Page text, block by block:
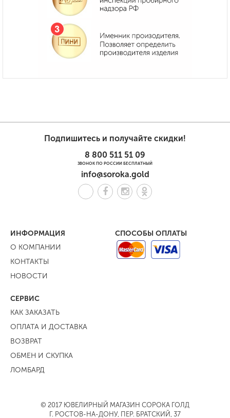
Подпишитесь и получайте скидки!
8 800 511 51 09
ЗВОНОК ПО РОССИИ БЕСПЛАТНЫЙ
info@soroka.gold
ИНФОРМАЦИЯ
О КОМПАНИИ
КОНТАКТЫ
НОВОСТИ
СПОСОБЫ ОПЛАТЫ
СЕРВИС
КАК ЗАКАЗАТЬ
ОПЛАТА И ДОСТАВКА
ВОЗВРАТ
ОБМЕН И СКУПКА
ЛОМБАРД
© 2017 ЮВЕЛИРНЫЙ МАГАЗИН СОРОКА ГОЛД
Г. РОСТОВ-НА-ДОНУ, ПЕР. БРАТСКИЙ, 37